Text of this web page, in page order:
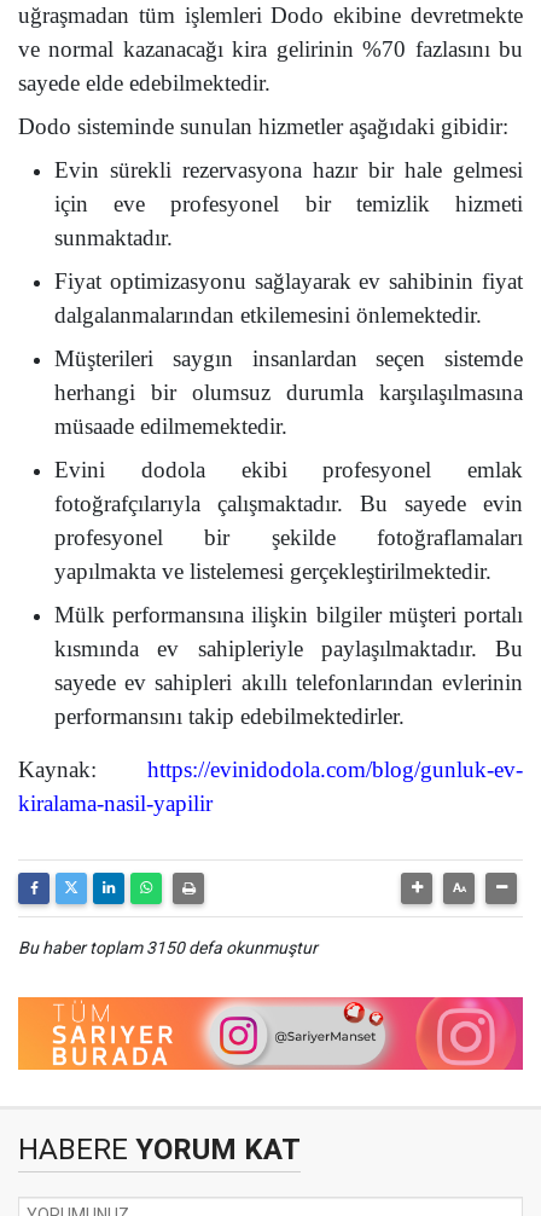
uğraşmadan tüm işlemleri Dodo ekibine devretmekte
ve normal kazanacağı kira gelirinin %70 fazlasını bu
sayede elde edebilmektedir.
Dodo sisteminde sunulan hizmetler aşağıdaki gibidir:
Evin sürekli rezervasyona hazır bir hale gelmesi
için eve profesyonel bir temizlik hizmeti
sunmaktadır.
Fiyat optimizasyonu sağlayarak ev sahibinin fiyat
dalgalanmalarından etkilemesini önlemektedir.
Müşterileri saygın insanlardan seçen sistemde
herhangi bir olumsuz durumla karşılaşılmasına
müsaade edilmemektedir.
Evini dodola ekibi profesyonel emlak
fotoğrafçılarıyla çalışmaktadır. Bu sayede evin
profesyonel bir şekilde fotoğraflamaları
yapılmakta ve listelemesi gerçekleştirilmektedir.
Mülk performansına ilişkin bilgiler müşteri portalı
kısmında ev sahipleriyle paylaşılmaktadır. Bu
sayede ev sahipleri akıllı telefonlarından evlerinin
performansını takip edebilmektedirler.
Kaynak:
https://evinidodola.com/blog/gunluk-ev-
kiralama-nasil-yapilir
Bu haber toplam 3150 defa okunmuştur
HABERE YORUM KAT